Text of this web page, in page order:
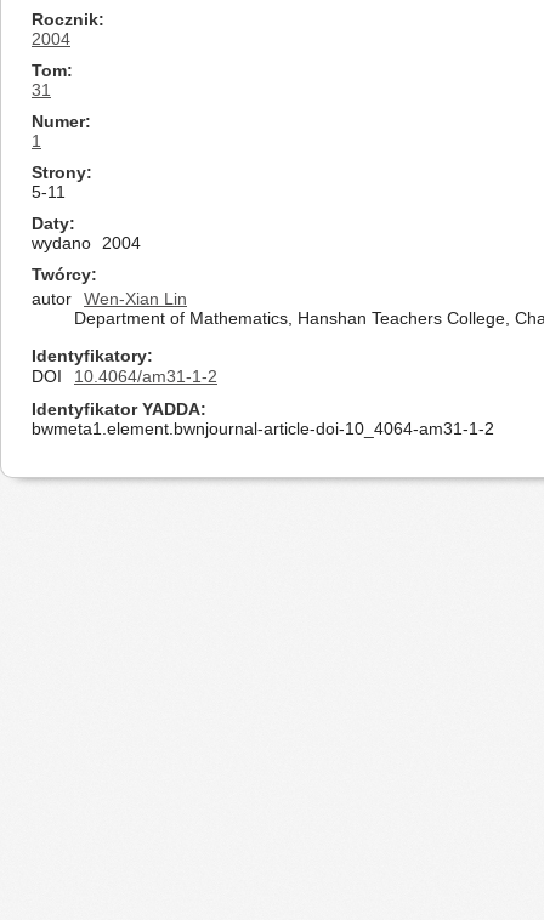
Rocznik
2004
Tom
31
Numer
1
Strony
5-11
Daty
wydano
2004
Twórcy
autor
Wen-Xian Lin
Department of Mathematics, Hanshan Teachers College,
Identyfikatory
DOI
10.4064/am31-1-2
Identyfikator YADDA
bwmeta1.element.bwnjournal-article-doi-10_4064-am31-1-2